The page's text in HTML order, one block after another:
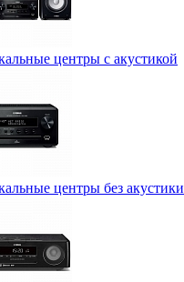
центры с акустикой
центры без акустики